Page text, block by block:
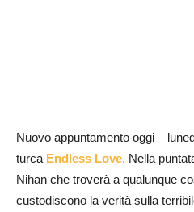
Nuovo appuntamento oggi –
turcaEndless Love. Nella
Nihan che troverà a qualunque
custodiscono la verità sulla